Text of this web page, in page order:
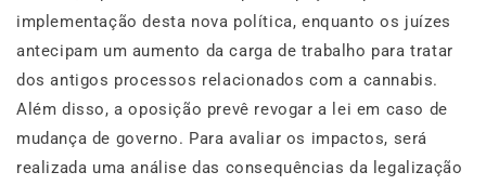
implementação desta nova política, enquanto os juízes
antecipam um aumento da carga de trabalho para tratar
dos antigos processos relacionados com a cannabis.
Além disso, a oposição prevê revogar a lei em caso de
mudança de governo. Para avaliar os impactos, será
realizada uma análise das consequências da legalização